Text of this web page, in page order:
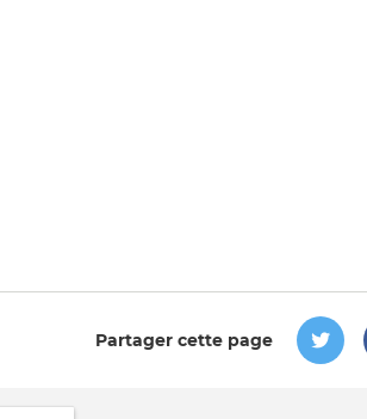
Partager cette page